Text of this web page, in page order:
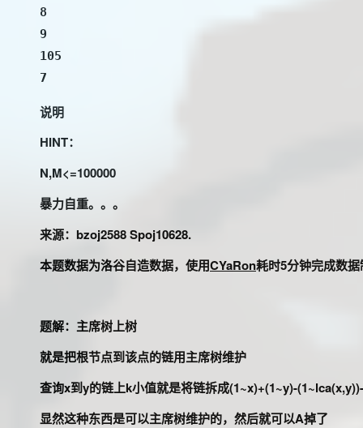
8
9
105
7
说明
HINT：
N,M<=100000
暴力自重。。。
来源：bzoj2588 Spoj10628.
本题数据为洛谷自造数据，使用CYaRon耗时5分钟完成数
题解：主席树上树
就是把根节点到该点的链用主席树维护
查询x到y的链上k小值就是将链拆成(1~x)+(1~y)-
显然这种东西是可以主席树维护的，然后就可以A掉了